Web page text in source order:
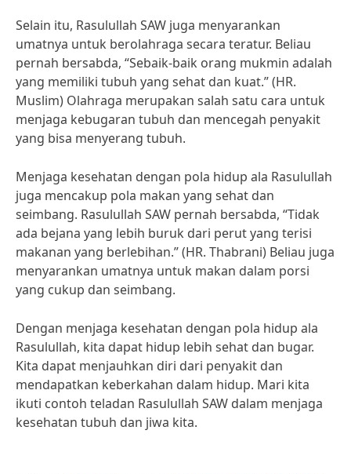
Selain itu, Rasulullah SAW juga menyarankan
umatnya untuk berolahraga secara teratur. Beliau
pernah bersabda, “Sebaik-baik orang mukmin adalah
yang memiliki tubuh yang sehat dan kuat.” (HR.
Muslim) Olahraga merupakan salah satu cara untuk
menjaga kebugaran tubuh dan mencegah penyakit
yang bisa menyerang tubuh.
Menjaga kesehatan dengan pola hidup ala Rasulullah
juga mencakup pola makan yang sehat dan
seimbang. Rasulullah SAW pernah bersabda, “Tidak
ada bejana yang lebih buruk dari perut yang terisi
makanan yang berlebihan.” (HR. Thabrani) Beliau juga
menyarankan umatnya untuk makan dalam porsi
yang cukup dan seimbang.
Dengan menjaga kesehatan dengan pola hidup ala
Rasulullah, kita dapat hidup lebih sehat dan bugar.
Kita dapat menjauhkan diri dari penyakit dan
mendapatkan keberkahan dalam hidup. Mari kita
ikuti contoh teladan Rasulullah SAW dalam menjaga
kesehatan tubuh dan jiwa kita.